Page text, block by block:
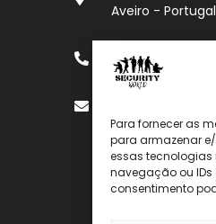
Para fornecer as
para armazenar
essas
navegação ou IDs
consentimento
Aveiro - Portugal
912 009 740
para rede